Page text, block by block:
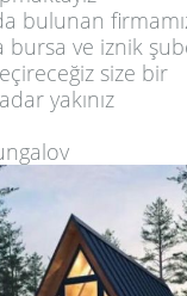
bulunan
bursa ve iznik
size bir
yakınız